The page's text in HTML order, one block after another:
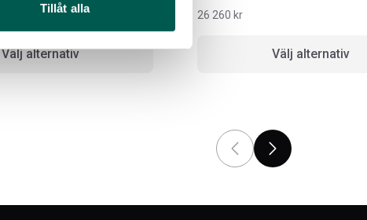
Tillåt alla
Välj alternativ
Välj alternativ
26 260 kr
Välj alternativ